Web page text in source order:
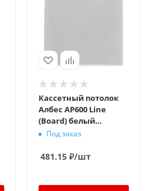
Кассетный потолок
Албес AP600 Line
(Board) белый
матовый перфорация
Под заказ
481.15₽/шт